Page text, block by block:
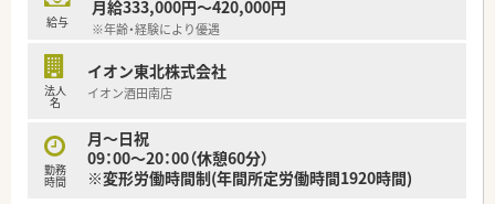
■薬局について■
店舗は、広々とした全面ガラス張で暖かな日の光があふれ、訪れ
病院門前のため、幅広い科目を学べる環境です。
土日休みの店舗のため、独立したお休みを確保でき、プライベー
薬剤師は常時2～3名程で業務を行っており、機材も充実してい
るため残業時間も少なく働けます。
給与
月給333,000円～420,000円
※年齢・経験により優遇
法人
名
イオン東北株式会社
イオン酒田南店
勤務
時間
月～日祝
09：00～20：00（休憩60分）
※変形労働時間制(年間所定労働時間1920時間)